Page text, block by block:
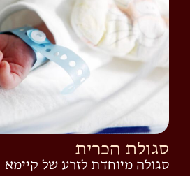
סגולת הכרית
סגולה מיוחדת לזרע של קיימא